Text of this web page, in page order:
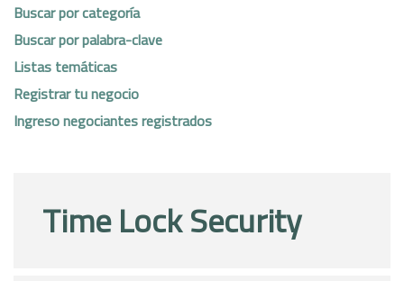
Buscar por categoría
Buscar por palabra-clave
Listas temáticas
Registrar tu negocio
Ingreso negociantes registrados
Time Lock Security